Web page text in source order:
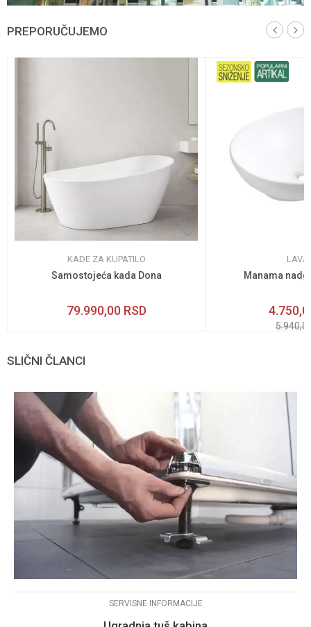
PREPORUČUJEMO
KADE ZA KUPATILO
Samostojeća kada Dona
79.990,00 RSD
Manama
SLIČNI ČLANCI
SERVISNE INFORMACIJE